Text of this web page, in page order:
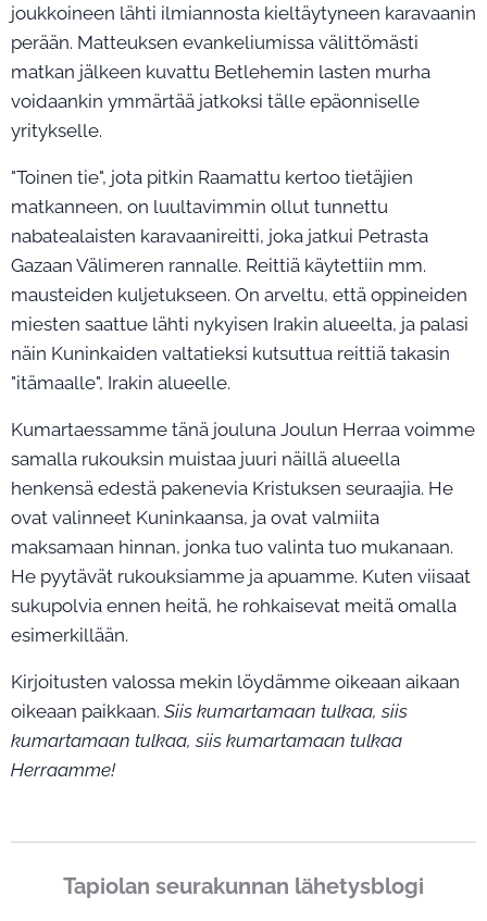
joukkoineen lähti ilmiannosta kieltäytyneen karavaanin
perään. Matteuksen evankeliumissa välittömästi
matkan jälkeen kuvattu Betlehemin lasten murha
voidaankin ymmärtää jatkoksi tälle epäonniselle
yritykselle.
"Toinen tie", jota pitkin Raamattu kertoo tietäjien
matkanneen, on luultavimmin ollut tunnettu
nabatealaisten karavaanireitti, joka jatkui Petrasta
Gazaan Välimeren rannalle. Reittiä käytettiin mm.
mausteiden kuljetukseen. On arveltu, että oppineiden
miesten saattue lähti nykyisen Irakin alueelta, ja palasi
näin Kuninkaiden valtatieksi kutsuttua reittiä takasin
"itämaalle", Irakin alueelle.
Kumartaessamme tänä jouluna Joulun Herraa voimme
samalla rukouksin muistaa juuri näillä alueella
henkensä edestä pakenevia Kristuksen seuraajia. He
ovat valinneet Kuninkaansa, ja ovat valmiita
maksamaan hinnan, jonka tuo valinta tuo mukanaan.
He pyytävät rukouksiamme ja apuamme. Kuten viisaat
sukupolvia ennen heitä, he rohkaisevat meitä omalla
esimerkillään.
Kirjoitusten valossa mekin löydämme oikeaan aikaan
oikeaan paikkaan. Siis kumartamaan tulkaa, siis
kumartamaan tulkaa, siis kumartamaan tulkaa
Herraamme!
Tapiolan seurakunnan lähetysblogi